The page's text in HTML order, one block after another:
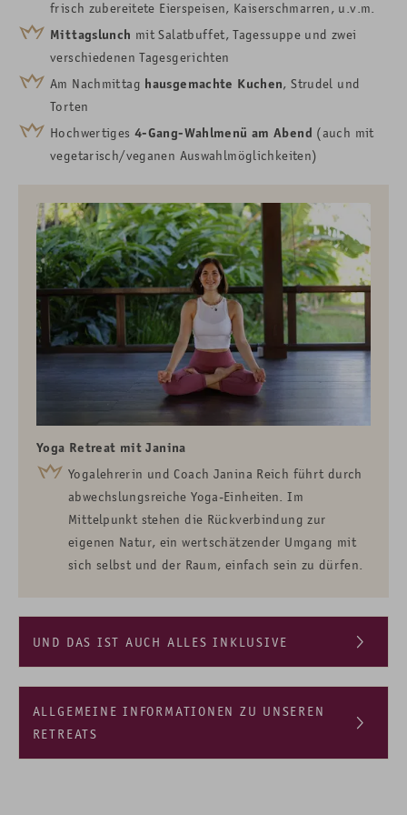
frisch zubereitete Eierspeisen, Kaiserschmarren, u.v.m.
Mittagslunch mit Salatbuffet, Tagessuppe und zwei
verschiedenen Tagesgerichten
Am Nachmittag hausgemachte Kuchen, Strudel und
Torten
Hochwertiges 4-Gang-Wahlmenü am Abend (auch mit
vegetarisch/veganen Auswahlmöglichkeiten)
Yoga Retreat mit Janina
Yogalehrerin und Coach Janina Reich führt durch
abwechslungsreiche Yoga-Einheiten. Im
Mittelpunkt stehen die Rückverbindung zur
eigenen Natur, ein wertschätzender Umgang mit
sich selbst und der Raum, einfach sein zu dürfen.
UND DAS IST AUCH ALLES INKLUSIVE
Saunalandschaft mit Bio-Sauna, Dampfbad, Tepidarium,
Solegrotte, Panorama-Sauna, Infrarot-
Zirbentherme,
ALLGEMEINE INFORMATIONEN ZU UNSEREN
RETREATS